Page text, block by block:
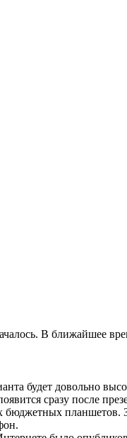
В ближайшее
будет довольно
сразу после
планшетов.